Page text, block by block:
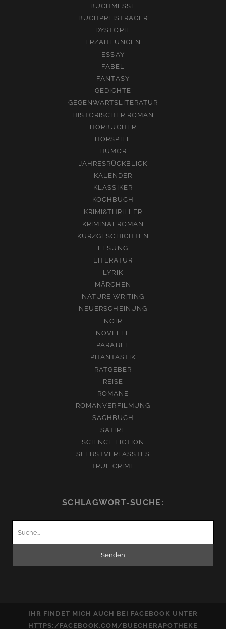
BUCHMESSE
BUCHPREISTRÄGER
DYSTOPIE
ERZÄHLUNGEN
ESSAY
FABEL
FANTASY
GEDICHTE
GEGENWARTSLITERATUR
HISTORISCHER ROMAN
HÖRBÜCHER
HÖRSPIEL
HUMOR
JAHRESRÜCKBLICK
KALENDER
KLASSIKER
KOCHBUCH
KRIMI&THRILLER
KRIMINALROMAN
KURZGESCHICHTEN
LESUNG
LITERATUR
LYRIK
MÄRCHEN
NATURE WRITING
NEUERSCHEINUNG
NOIR
NOVELLE
PARABEL
PHANTASTIK
RATGEBER
REISE
ROMANE
ROMANVERFILMUNG
SACHBUCH
SATIRE
SCIENCE FICTION
SELBSTVERFASSTES
TRUE CRIME
SCHLAGWORT-SUCHE:
IHR FINDET MICH AUCH BEI FACEBOOK UNTER
HTTPS:/FACEBOOK.COM/BUECHERAPOTHEKE